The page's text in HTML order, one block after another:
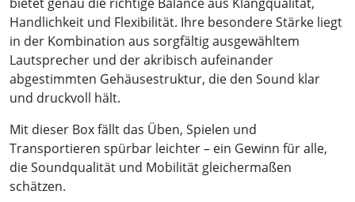
Handlichkeit und Flexibilität. Ihre besondere Stärke liegt
in der Kombination aus sorgfältig ausgewähltem
Lautsprecher und der akribisch aufeinander
abgestimmten Gehäusestruktur, die den Sound klar
und druckvoll hält.
Mit dieser Box fällt das Üben, Spielen und
Transportieren spürbar leichter – ein Gewinn für alle,
die Soundqualität und Mobilität gleichermaßen
schätzen.